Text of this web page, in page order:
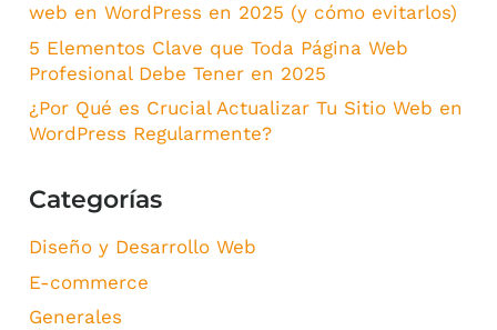
web en WordPress en 2025 (y cómo evitarlos)
5 Elementos Clave que Toda Página Web
Profesional Debe Tener en 2025
¿Por Qué es Crucial Actualizar Tu Sitio Web en
WordPress Regularmente?
Categorías
Diseño y Desarrollo Web
E-commerce
Generales